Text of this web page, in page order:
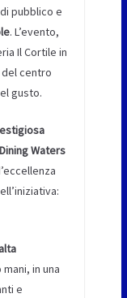
pubblico e
. L’evento,
Il Cortile in
centro
gusto.
Waters
in una
e